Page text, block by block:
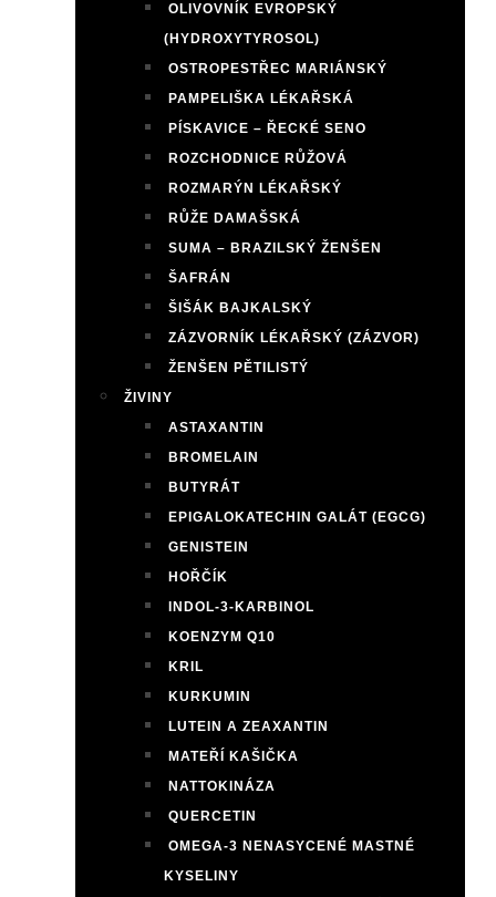
OLIVOVNÍK EVROPSKÝ
(HYDROXYTYROSOL)
OSTROPESTŘEC MARIÁNSKÝ
PAMPELIŠKA LÉKAŘSKÁ
PÍSKAVICE – ŘECKÉ SENO
ROZCHODNICE RŮŽOVÁ
ROZMARÝN LÉKAŘSKÝ
RŮŽE DAMAŠSKÁ
SUMA – BRAZILSKÝ ŽENŠEN
ŠAFRÁN
ŠIŠÁK BAJKALSKÝ
ZÁZVORNÍK LÉKAŘSKÝ (ZÁZVOR)
ŽENŠEN PĚTILISTÝ
ŽIVINY
ASTAXANTIN
BROMELAIN
BUTYRÁT
EPIGALOKATECHIN GALÁT (EGCG)
GENISTEIN
HOŘČÍK
INDOL-3-KARBINOL
KOENZYM Q10
KRIL
KURKUMIN
LUTEIN A ZEAXANTIN
MATEŘÍ KAŠIČKA
NATTOKINÁZA
QUERCETIN
OMEGA-3 NENASYCENÉ MASTNÉ
KYSELINY